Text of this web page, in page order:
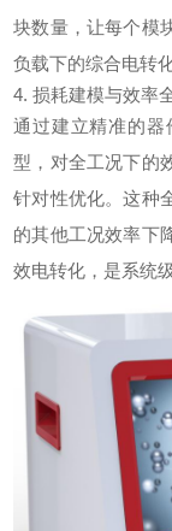
块数量，让每个模
负载下的综合电转化
4. 损耗建模与效率
通过建立精准的器
型，对全工况下的
针对性优化。这种
的其他工况效率下
效电转化，是系统